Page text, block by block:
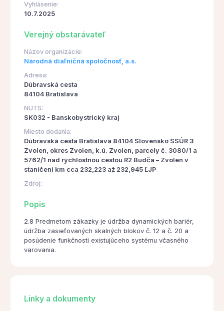
Vyhlásenie:
10.7.2025
Verejný obstarávateľ
Názov organizácie:
Národná diaľničná spoločnosť, a.s.
Adresa:
Dúbravská cesta
84104 Bratislava
NUTS:
SK032 - Banskobystrický kraj
Miesto dodania:
Dúbravská cesta Bratislava 84104 Slovensko SSÚR 3
Zvolen, okres Zvolen, k.ú. Zvolen, parcely č. 3080/1 a
5762/1 nad rýchlostnou cestou R2 Budča – Zvolen v
staničení km cca 232,223 až 232,945 ĽJP
Zdroj:
Popis
2.8 Predmetom zákazky je údržba dynamických bariér,
údržba zasieťovaných skalných blokov č. 12 a č. 20 a
posúdenie funkčnosti existujúceho systému včasného
varovania.
Linky a dokumenty